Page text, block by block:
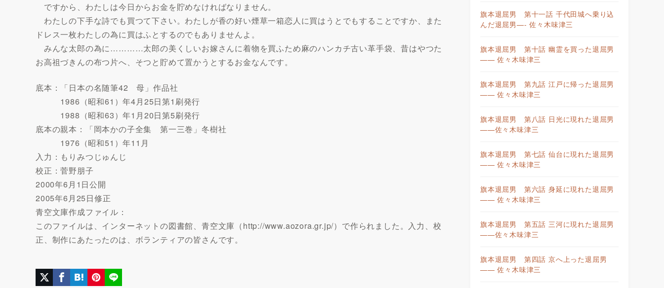
ですから、わたしは今日からお金を貯めなければなりません。
わたしの下手な詩でも買つて下さい。わたしが香の好い煙草一箱恋人に買はうとでもすることですか、また
ドレス一枚わたしの為に買はふとするのでもありませんよ。
みんな太郎の為に…………太郎の美くしいお嫁さんに着物を買ふため麻のハンカチ古い革手袋、昔はやつた
お高祖づきんの布つ片へ、そつと貯めて置かうとするお金なんです。
底本：「日本の名随筆42 母」作品社
1986（昭和61）年4月25日第1刷発行
1988（昭和63）年1月20日第5刷発行
底本の親本：「岡本かの子全集 第一三巻」冬樹社
1976（昭和51）年11月
入力：もりみつじゅんじ
校正：菅野朋子
2000年6月1日公開
2005年6月25日修正
青空文庫作成ファイル：
このファイルは、インターネットの図書館、青空文庫（http://www.aozora.gr.jp/）で作られました。入力、校
正、制作にあたったのは、ボランティアの皆さんです。
旗本退屈男 第十一話 千代田城へ乗り込
んだ退屈男—- 佐々木味津三
旗本退屈男 第十話 幽霊を買った退屈男
—— 佐々木味津三
旗本退屈男 第九話 江戸に帰った退屈男
—— 佐々木味津三
旗本退屈男 第八話 日光に現れた退屈男
——佐々木味津三
旗本退屈男 第七話 仙台に現れた退屈男
—— 佐々木味津三
旗本退屈男 第六話 身延に現れた退屈男
—— 佐々木味津三
旗本退屈男 第五話 三河に現れた退屈男
——佐々木味津三
旗本退屈男 第四話 京へ上った退屈男
—— 佐々木味津三